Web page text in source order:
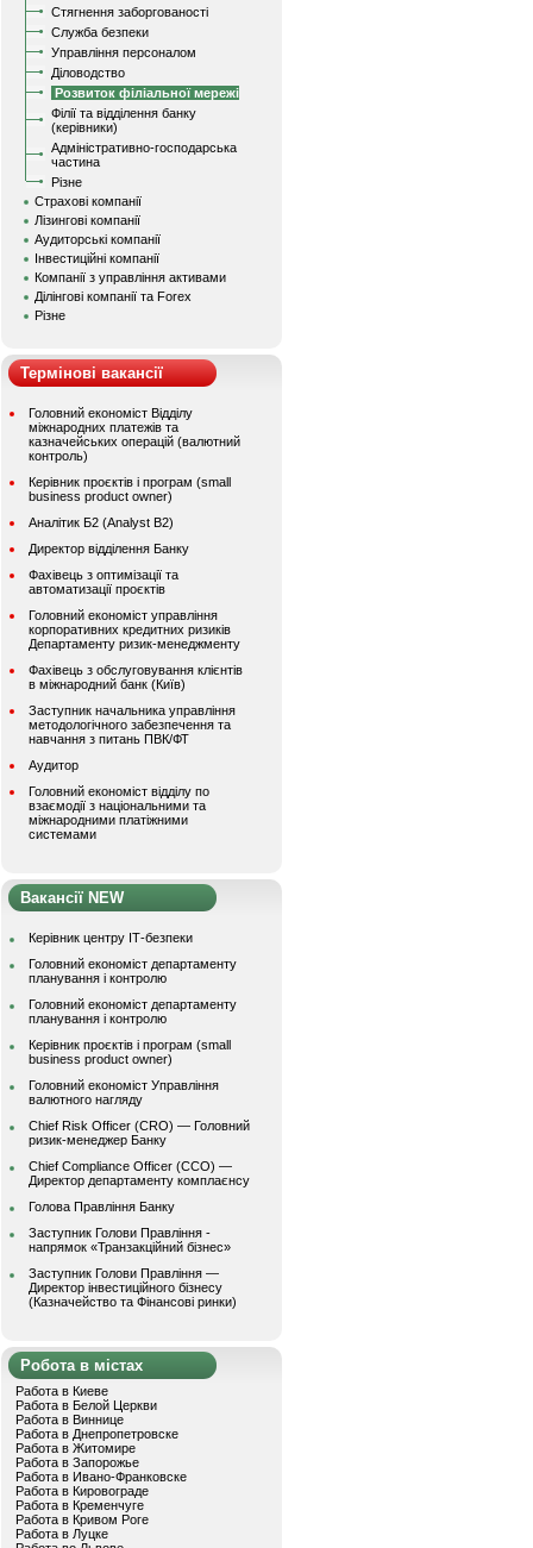
Стягнення заборгованості
Служба безпеки
Управління персоналом
Діловодство
Розвиток філіальної мережі
Філії та відділення банку
(керівники)
Адміністративно-господарська
частина
Різне
Страхові компанії
Лізингові компанії
Аудиторські компанії
Інвестиційні компанії
Компанії з управління активами
Ділінгові компанії та Forex
Різне
Термінові вакансії
Головний економіст Відділу
міжнародних платежів та
казначейських операцій (валютний
контроль)
Керівник проєктів і програм (small
business product owner)
Аналітик Б2 (Analyst B2)
Директор відділення Банку
Фахівець з оптимізації та
автоматизації проєктів
Головний економіст управління
корпоративних кредитних ризиків
Департаменту ризик-менеджменту
Фахівець з обслуговування клієнтів
в міжнародний банк (Київ)
Заступник начальника управління
методологічного забезпечення та
навчання з питань ПВК/ФТ
Аудитор
Головний економіст відділу по
взаємодії з національними та
міжнародними платіжними
системами
Вакансії NEW
Керівник центру ІТ-безпеки
Головний економіст департаменту
планування і контролю
Головний економіст департаменту
планування і контролю
Керівник проєктів і програм (small
business product owner)
Головний економіст Управління
валютного нагляду
Chief Risk Officer (CRO) — Головний
ризик-менеджер Банку
Chief Compliance Officer (CCO) —
Директор департаменту комплаєнсу
Голова Правління Банку
Заступник Голови Правління -
напрямок «Транзакційний бізнес»
Заступник Голови Правління —
Директор інвестиційного бізнесу
(Казначейство та Фінансові ринки)
Робота в містах
Работа в Киеве
Работа в Белой Церкви
Работа в Виннице
Работа в Днепропетровске
Работа в Житомире
Работа в Запорожье
Работа в Ивано-Франковске
Работа в Кировограде
Работа в Кременчуге
Работа в Кривом Роге
Работа в Луцке